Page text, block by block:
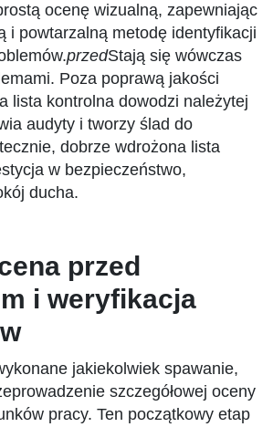
ocenę wizualną, zapewniając
i powtarzalną metodę identyfikacji
przedStają się wówczas
Poza poprawą jakości
lista kontrolna dowodzi należytej
audyty i tworzy ślad do
dobrze wdrożona lista
w bezpieczeństwo,
ducha.
przed
i weryfikacja
jakiekolwiek spawanie,
szczegółowej oceny
pracy. Ten początkowy etap